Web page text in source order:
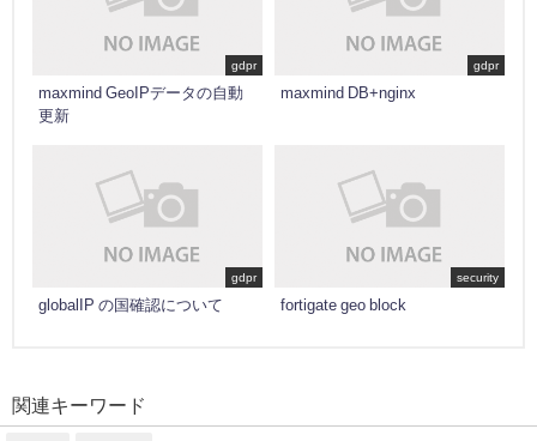
gdpr
maxmind GeoIPデータの自動
更新
gdpr
maxmind DB+nginx
gdpr
globalIP の国確認について
security
fortigate geo block
関連キーワード